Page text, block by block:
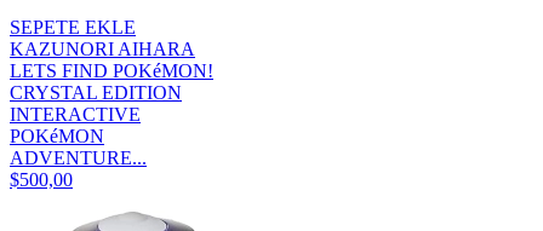
SEPETE EKLE
KAZUNORI AIHARA
LETS FIND POKéMON!
CRYSTAL EDITION
INTERACTIVE
POKéMON
ADVENTURE...
$500,00